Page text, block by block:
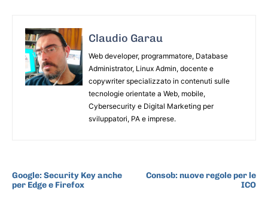
Claudio Garau
Web developer, programmatore, Database
Administrator, Linux Admin, docente e
copywriter specializzato in contenuti sulle
tecnologie orientate a Web, mobile,
Cybersecurity e Digital Marketing per
sviluppatori, PA e imprese.
Google: Security Key anche
per Edge e Firefox
Consob: nuove regole per le
ICO